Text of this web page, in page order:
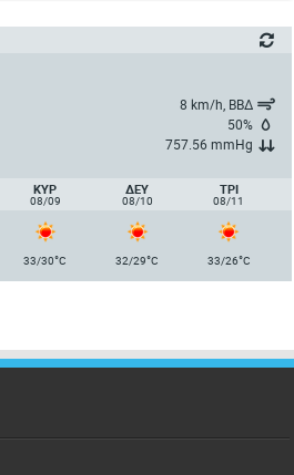
8 km/h, ΒΒΔ
50%
757.56 mmHg
ΚΥΡ
08/09
ΔΕΥ
08/10
ΤΡΙ
08/11
33/30°C 32/29°C 33/26°C